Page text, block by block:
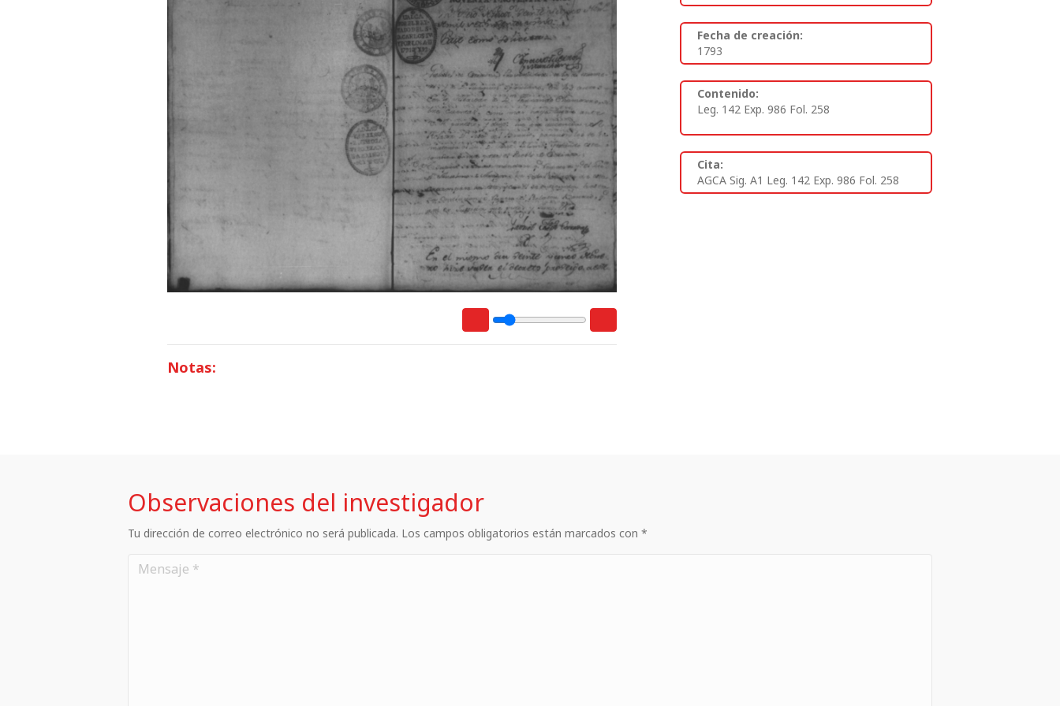
Notas:
Fecha de creación:
1793
Contenido:
Leg. 142 Exp. 986 Fol. 258
Cita:
AGCA Sig. A1 Leg. 142 Exp. 986 Fol. 258
Observaciones del investigador
Tu dirección de correo electrónico no será publicada. Los campos obligatorios están marcados con *